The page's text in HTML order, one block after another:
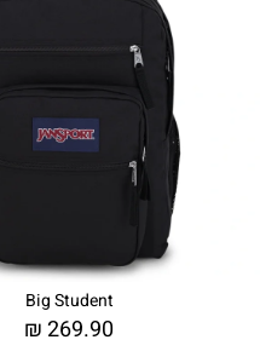
Big Student
₪269.90